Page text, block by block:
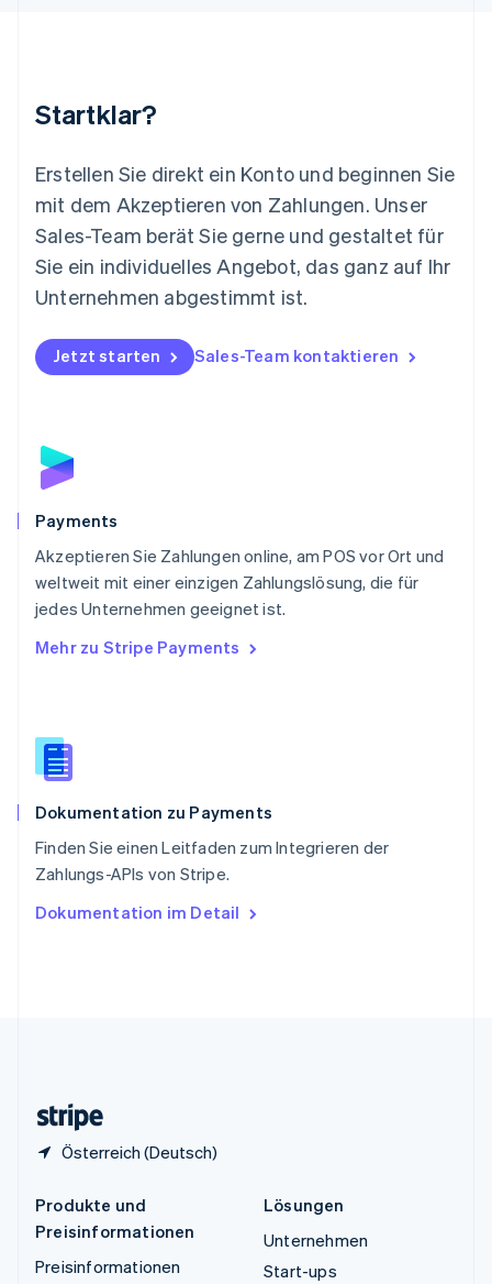
Startklar?
Erstellen Sie direkt ein Konto und beginnen Sie
mit dem Akzeptieren von Zahlungen. Unser
Sales-Team berät Sie gerne und gestaltet für
Sie ein individuelles Angebot, das ganz auf Ihr
Unternehmen abgestimmt ist.
Jetzt starten Sales-Team kontaktieren
Payments
Akzeptieren Sie Zahlungen online, am POS vor Ort und
weltweit mit einer einzigen Zahlungslösung, die für
jedes Unternehmen geeignet ist.
Mehr zu Stripe Payments
Dokumentation zu Payments
Finden Sie einen Leitfaden zum Integrieren der
Zahlungs-APIs von Stripe.
Dokumentation im Detail
Österreich (Deutsch)
Mexiko
English
Niederlande
Nederlands English
Norwegen
English
Österreich
Polen
English
Portugal
Schweden
Schweiz
Singapur
English简体中文
Slowakei
Slowenien
English
Spanien
Thailand
Tschechische Republik
English
English
Produkte und
Preisinformationen
Preisinformationen
Lösungen
Unternehmen
Start-ups